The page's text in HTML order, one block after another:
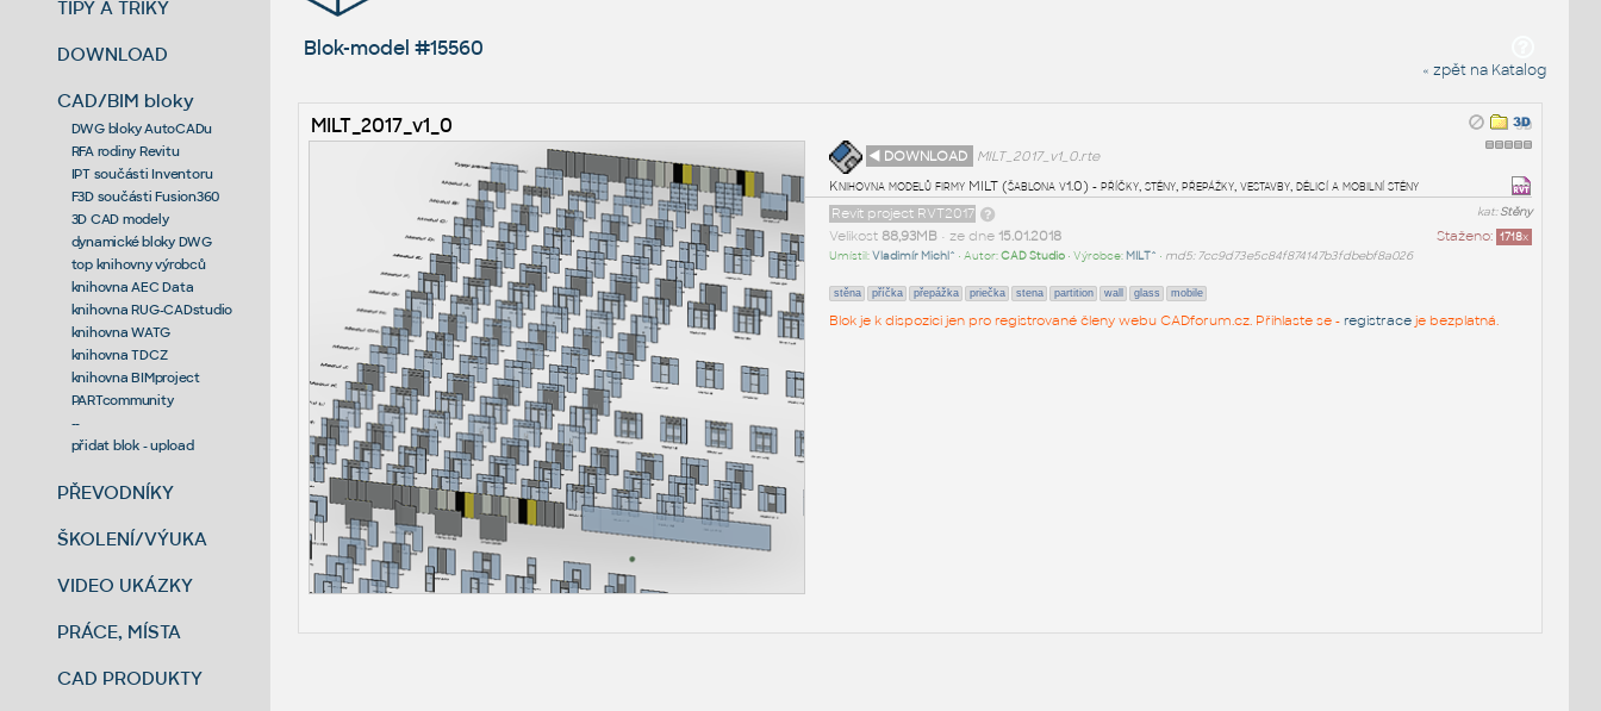
TIPY A TRIKY
DOWNLOAD
CAD/BIM bloky
DWG bloky AutoCADu
RFA rodiny Revitu
IPT součásti Inventoru
F3D součásti Fusion360
3D CAD modely
dynamické bloky DWG
top knihovny výrobců
knihovna AEC Data
knihovna RUG-CADstudio
knihovna WATG
knihovna TDCZ
knihovna BIMproject
PARTcommunity
--
přidat blok - upload
PŘEVODNÍKY
ŠKOLENÍ/VÝUKA
VIDEO UKÁZKY
PRÁCE, MÍSTA
CAD PRODUKTY
Blok-model #15560
« zpět na Katalog
MILT_2017_v1_0
◄ DOWNLOAD
MILT_2017_v1_0.rte
Knihovna modelů firmy MILT (šablona v1.0) - příčky, stěny, přepážky, vestavby, dělicí a mobilní stěny
kat:Stěny
Revit project RVT2017
Staženo: 1718x
Velikost 88,93MB• ze dne 15.01.2018
Umístil:Vladimír Michl^ • Autor:CAD Studio• Výrobce: MILT^ • md5: 7cc9d73e5c84f874147b3fdbebf8a026
stěna příčka přepážka priečka stena partition wall glass mobile
Blok je k dispozici jen pro registrované členy webu CADforum.cz. Přihlaste se - registraceje bezplatná.